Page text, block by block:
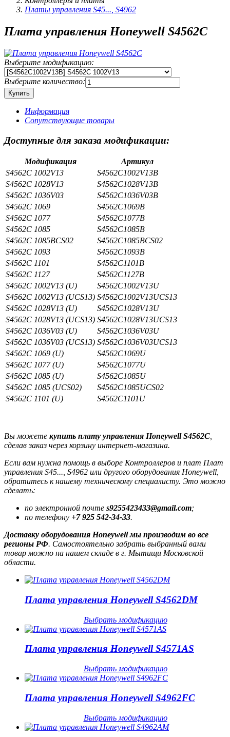
Платы управления S45..., S4962
Плата управления Honeywell S4562C
Выберите модификацию:
Выберите количество:
Информация
Сопутствующие товары
Доступные для заказа модификации:
Модификация
Артикул
S4562C 1002V13
S4562C1002V13B
S4562C 1028V13
S4562C1028V13B
S4562C 1036V03
S4562C1036V03B
S4562C 1069
S4562C1069B
S4562C 1077
S4562C1077B
S4562C 1085
S4562C1085B
S4562C 1085BCS02
S4562C1085BCS02
S4562C 1093
S4562C1093B
S4562C 1101
S4562C1101B
S4562C 1127
S4562C1127B
S4562C 1002V13 (U)
S4562C1002V13U
S4562C 1002V13 (UCS13) S4562C1002V13UCS13
S4562C 1028V13 (U)
S4562C1028V13U
S4562C 1028V13 (UCS13) S4562C1028V13UCS13
S4562C 1036V03 (U)
S4562C1036V03U
S4562C 1036V03 (UCS13) S4562C1036V03UCS13
S4562C 1069 (U)
S4562C1069U
S4562C 1077 (U)
S4562C1077U
S4562C 1085 (U)
S4562C1085U
S4562C 1085 (UCS02)
S4562C1085UCS02
S4562C 1101 (U)
S4562C1101U
Вы можете купить плату управления Honeywell S4562C
сделав заказ через корзину интернет-магазина.
Если вам нужна помощь в выборе Контроллеров и плат Плат
управления S45..., S4962 или другого оборудования Honeywell,
обратитесь к нашему техническому специалисту. Это можно
сделать:
по электронной почте s9255423433@gmail.com;
по телефону +7 925 542-34-33.
Доставку оборудования Honeywell мы производим во все
регионы РФ. Самостоятельно забрать выбранный вами
товар можно на нашем складе в г. Мытищи Московской
области.
Плата управления Honeywell S4562DM
Выбрать модификацию
Плата управления Honeywell S4571AS
Выбрать модификацию
Плата управления Honeywell S4962FC
Выбрать модификацию